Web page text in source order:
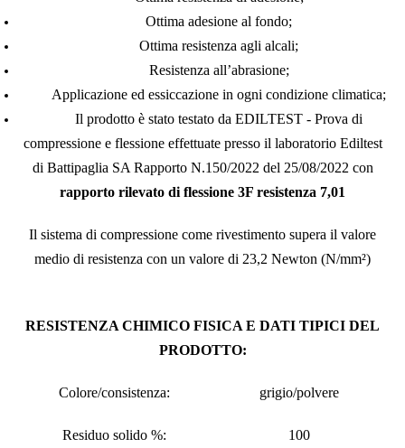
Ottima adesione al fondo;
Ottima resistenza agli alcali;
Resistenza all’abrasione;
Applicazione ed essiccazione in ogni condizione climatica;
Il prodotto è stato testato da EDILTEST - Prova di
compressione e flessione effettuate presso il laboratorio Ediltest
di Battipaglia SA Rapporto N.150/2022 del 25/08/2022 con
rapporto rilevato di flessione 3F resistenza 7,01
Il sistema di compressione come rivestimento supera il valore
medio di resistenza con un valore di 23,2 Newton (N/mm²)
RESISTENZA CHIMICO FISICA E DATI TIPICI DEL
PRODOTTO:
Colore/consistenza: grigio/polvere
Residuo solido %: 100